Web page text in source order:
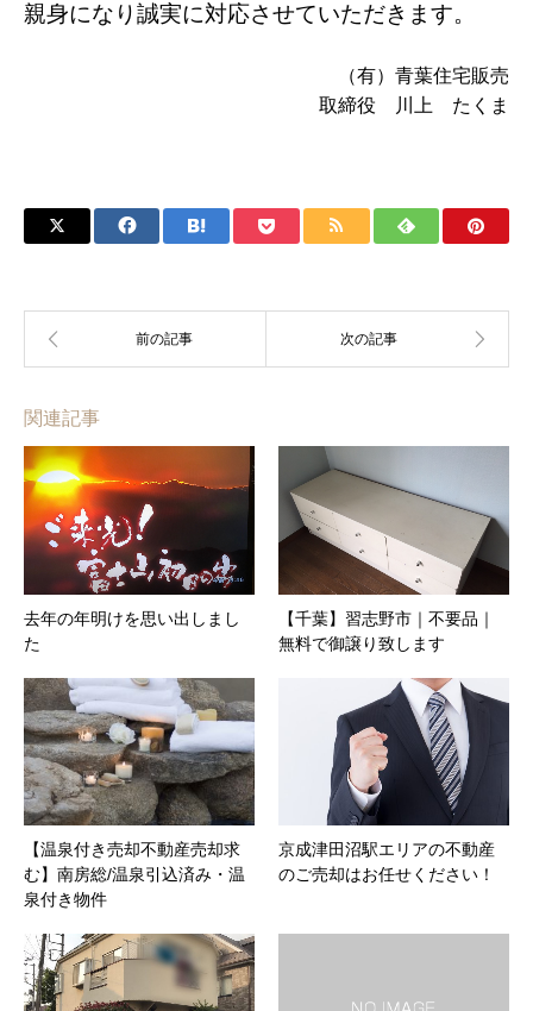
親身になり誠実に対応させていただきます。
（有）青葉住宅販売
取締役 川上 たくま
関連記事
去年の年明けを思い出しまし
た
【千葉】習志野市｜不要品｜
無料で御譲り致します
【温泉付き売却不動産売却求
む】南房総/温泉引込済み・温
泉付き物件
京成津田沼駅エリアの不動産
のご売却はお任せください！